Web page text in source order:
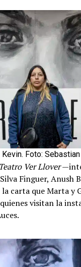
Kevin. Foto:
Ver Llover
Finguer, Anush
carta que Marta y
visitan la